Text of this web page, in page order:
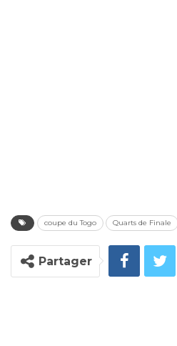
coupe du Togo Quarts de Finale
Partager